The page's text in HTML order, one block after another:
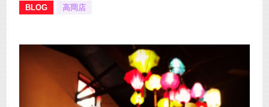
BLOG
高岡店